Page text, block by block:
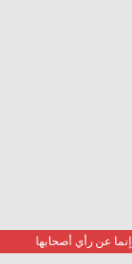
عن رأي أصحابها